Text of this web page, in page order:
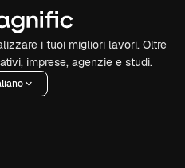
i tuoi migliori lavori. Oltre
imprese, agenzie e studi.